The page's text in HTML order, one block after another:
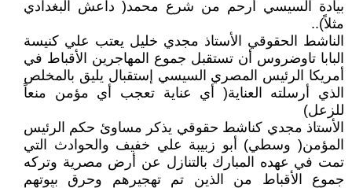
بيادة السيسي أرحم من شرع محمد( داعش البغدادي
مثلاً)..
الناشط الحقوقي الأستاذ مجدي خليل يعتب علي كنيسة
البابا تاوضروس أن تستقبل جموع المهاجرين الأقباط في
أمريكا الرئيس المصري السيسي إستقبال يليق بالمخلص
الذي أرسلته العناية( أي عناية تعجب أي مؤمن منعاً
للزعل)
الأستاذ مجدي كناشط حقوقي يذكر مساوئ حكم الرئيس
المؤمن( وسطي) أبو زبيبة علي خفيف والحوادث التي
تمت في عهده المبارك بالتنازل عن أرض مصرية وتركه
جموع الأقباط من الذين تم تهجيرهم وحرق بيوتهم